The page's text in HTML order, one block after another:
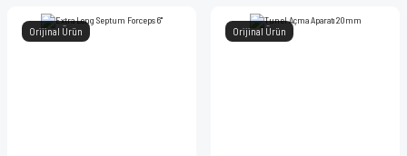
Orijinal Ürün Orijinal Ürün